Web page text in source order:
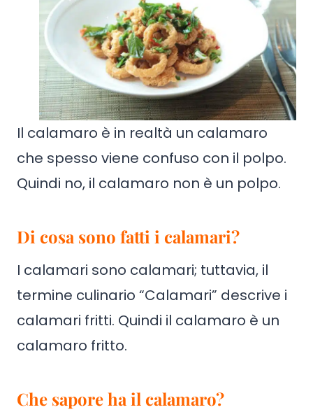
Il calamaro è in realtà un calamaro
che spesso viene confuso con il polpo.
Quindi no, il calamaro non è un polpo.
Di cosa sono fatti i calamari?
I calamari sono calamari; tuttavia, il
termine culinario “Calamari” descrive i
calamari fritti. Quindi il calamaro è un
calamaro fritto.
Che sapore ha il calamaro?